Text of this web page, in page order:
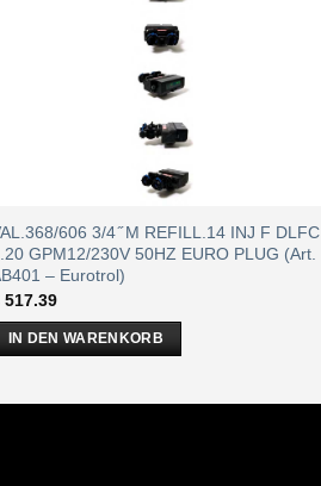
606 3/4 ̋ M REFILL.14 INJ F DLFC
GPM12/230V 50HZ EURO PLUG (Art.
– Eurotrol)
517.39
IN DEN WARENKORB